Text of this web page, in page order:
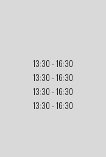
13:30 - 16:30
13:30 - 16:30
13:30 - 16:30
13:30 - 16:30